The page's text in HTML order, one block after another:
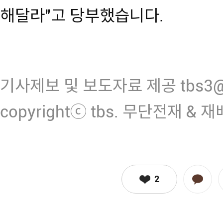
해달라"고 당부했습니다.
기사제보 및 보도자료 제공
copyrightⓒ tbs. 무단전재 & 재
2